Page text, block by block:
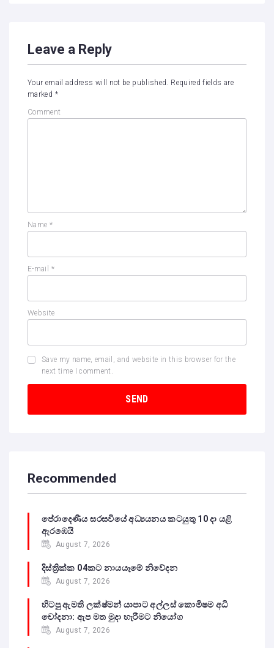
Leave a Reply
Your email address will not be published.
Required fields are
marked *
Comment
Name *
E-mail *
Website
Save my name, email, and website in this browser for the
next time I comment.
Recommended
පේරාදෙණිය සරසවියේ අධ්‍යයනය කටයුතු 10 දා යළි
ඇරඹෙයි
August 7, 2026
දිස්ත්‍රික්ක 04කට නායයෑමේ නිවේදන
August 7, 2026
හිටපු ඇමති ලක්ෂ්මන් යාපාට අල්ලස් කොමිෂම අධි
චෝදනා: ඇප මත මුදා හැරීමට නියෝග
August 7, 2026